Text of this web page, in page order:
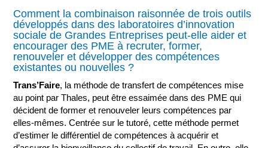
Comment la combinaison raisonnée de trois outils
développés dans des laboratoires d’innovation
sociale de Grandes Entreprises peut-elle aider et
encourager des PME à recruter, former,
renouveler et développer des compétences
existantes ou nouvelles ?
Trans’Faire, la méthode de transfert de compétences mise
au point par Thales, peut être essaimée dans des PME qui
décident de former et renouveler leurs compétences par
elles-mêmes. Centrée sur le tutoré, cette méthode permet
d’estimer le différentiel de compétences à acquérir et